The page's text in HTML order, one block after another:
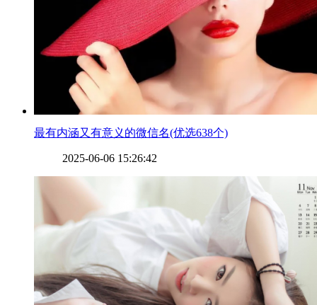
​最有内涵又有意义的微信名(优选638个)
2025-06-06 15:26:42